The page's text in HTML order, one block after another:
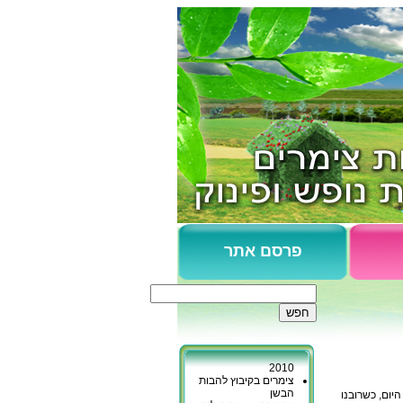
פרסם אתר
צימרים כפר גליקסון
כפר יובל - המלצות
2010
צימרים בקיבוץ להבות
הבשן
כשרובנו